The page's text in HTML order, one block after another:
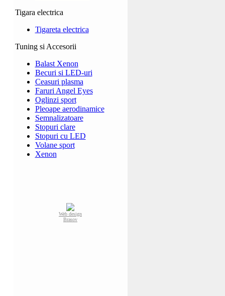
Tigara electrica
Tigareta electrica
Tuning si Accesorii
Balast Xenon
Becuri si LED-uri
Ceasuri plasma
Faruri Angel Eyes
Oglinzi sport
Pleoape aerodinamice
Semnalizatoare
Stopuri clare
Stopuri cu LED
Volane sport
Xenon
Web design
Brasov